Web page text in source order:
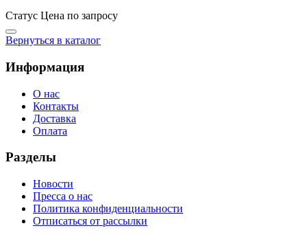
Статус Цена по запросу
Вернуться в каталог
Информация
О нас
Контакты
Доставка
Оплата
Разделы
Новости
Пресса о нас
Политика конфиденциальности
Отписаться от рассылки